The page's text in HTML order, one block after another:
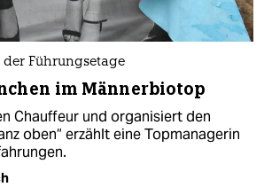
Führungsetage
im Männerbiotop
Chauffeur und organisiert den
oben“ erzählt eine Topmanagerin